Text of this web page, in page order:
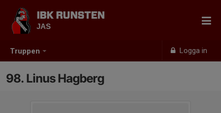
Truppen Logga in
IBK RUNSTEN
JAS
98. Linus Hagberg